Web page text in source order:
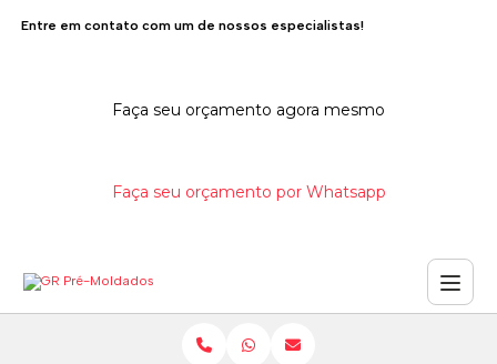
Entre em contato com um de nossos especialistas!
Faça seu orçamento agora mesmo
Faça seu orçamento por Whatsapp